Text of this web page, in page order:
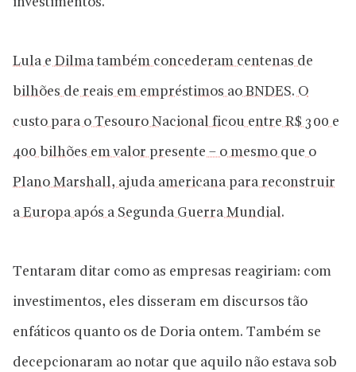
Lula e Dilma também concederam centenas de
bilhões de reais em empréstimos ao BNDES. O
custo para o Tesouro Nacional ficou entre R$ 300 e
400 bilhões em valor presente – o mesmo que o
Plano Marshall, ajuda americana para reconstruir
a Europa após a Segunda Guerra Mundial.
Tentaram ditar como as empresas reagiriam: com
investimentos, eles disseram em discursos tão
enfáticos quanto os de Doria ontem. Também se
decepcionaram ao notar que aquilo não estava sob